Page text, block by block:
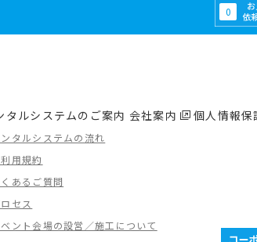
0
タルシステムのご案内
ンタルシステムの流れ
用規約
あるご質問
セス
ント会場の設営／施工について
会社案内 個人情報保